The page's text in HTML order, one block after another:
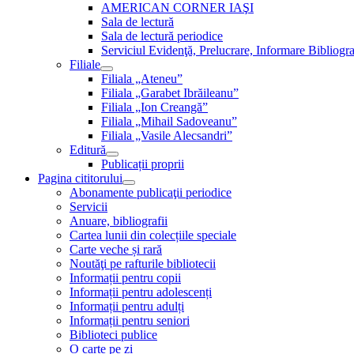
AMERICAN CORNER IAŞI
Sala de lectură
Sala de lectură periodice
Serviciul Evidenţă, Prelucrare, Informare
Filiale
Filiala „Ateneu”
Filiala „Garabet Ibrăileanu”
Filiala „Ion Creangă”
Filiala „Mihail Sadoveanu”
Filiala „Vasile Alecsandri”
Editură
Publicații proprii
Pagina cititorului
Abonamente publicaţii periodice
Servicii
Anuare, bibliografii
Cartea lunii din colecțiile speciale
Carte veche și rară
Noutăţi pe rafturile bibliotecii
Informații pentru copii
Informații pentru adolescenți
Informații pentru adulți
Informații pentru seniori
Biblioteci publice
O carte pe zi